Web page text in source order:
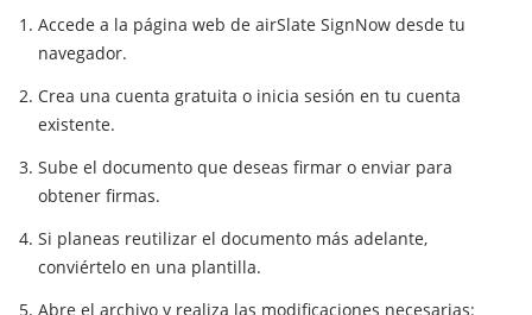
Accede a la página web de airSlate SignNow desde tu
navegador.
Crea una cuenta gratuita o inicia sesión en tu cuenta
existente.
Sube el documento que deseas firmar o enviar para
obtener firmas.
Si planeas reutilizar el documento más adelante,
conviértelo en una plantilla.
Abre el archivo y realiza las modificaciones necesarias: